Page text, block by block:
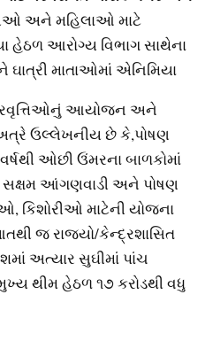
અને મહિલાઓ માટે
હેઠળ આરોગ્ય વિભાગ સાથેના
માતાઓમાં એનિમિયા
પ્રવૃત્તિઓનું આયોજન અને
ઉલ્લેખનીય છે કે,પોષણ
ઓછી ઉંમરના બાળકોમાં
સક્ષમ આંગણવાડી અને પોષણ
કિશોરીઓ માટેની યોજના
જ રાજ્યો/કેન્દ્રશાસિત
અત્યાર સુઘીમાં પાંચ
થીમ હેઠળ ૧૭ કરોડથી વધુ